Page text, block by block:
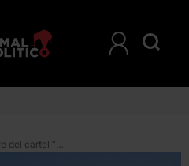
Encuentran cadáver del jefe del cartel “Los Rojos” en Morelos